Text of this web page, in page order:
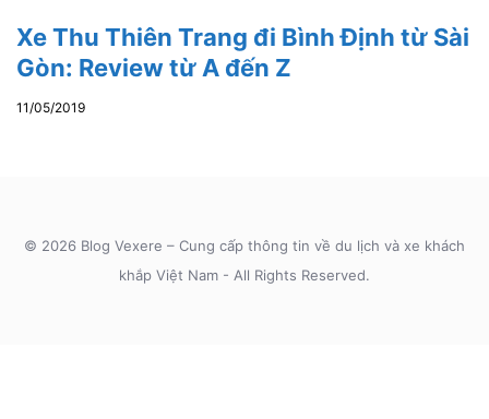
Xe Thu Thiên Trang đi Bình Định từ Sài
Gòn: Review từ A đến Z
11/05/2019
© 2026 Blog Vexere – Cung cấp thông tin về du lịch và xe khách
khắp Việt Nam - All Rights Reserved.